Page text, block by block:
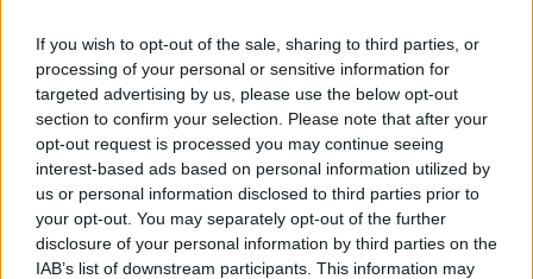
If you wish to opt-out of the sale, sharing to third parties, or
processing of your personal or sensitive information for
targeted advertising by us, please use the below opt-out
section to confirm your selection. Please note that after your
opt-out request is processed you may continue seeing
interest-based ads based on personal information utilized by
us or personal information disclosed to third parties prior to
your opt-out. You may separately opt-out of the further
disclosure of your personal information by third parties on the
IAB’s list of downstream participants. This information may
Reso facile e gratuitoentro 28 giorni.
Spedizione gratuitaper ordini superiori a 150 euro.
Per maggiori dettagli consultate la nostraGuida
all'acquisto.